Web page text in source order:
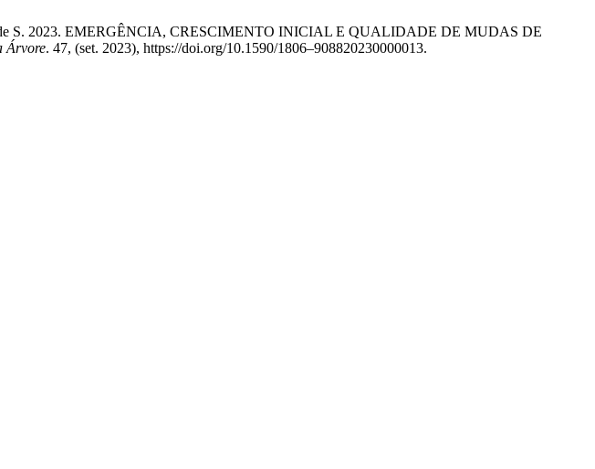
de S. 2023. EMERGÊNCIA, CRESCIMENTO INICIAL E QUALIDADE DE MUDAS DE
Árvore. 47, (set. 2023), https://doi.org/10.1590/1806–908820230000013.